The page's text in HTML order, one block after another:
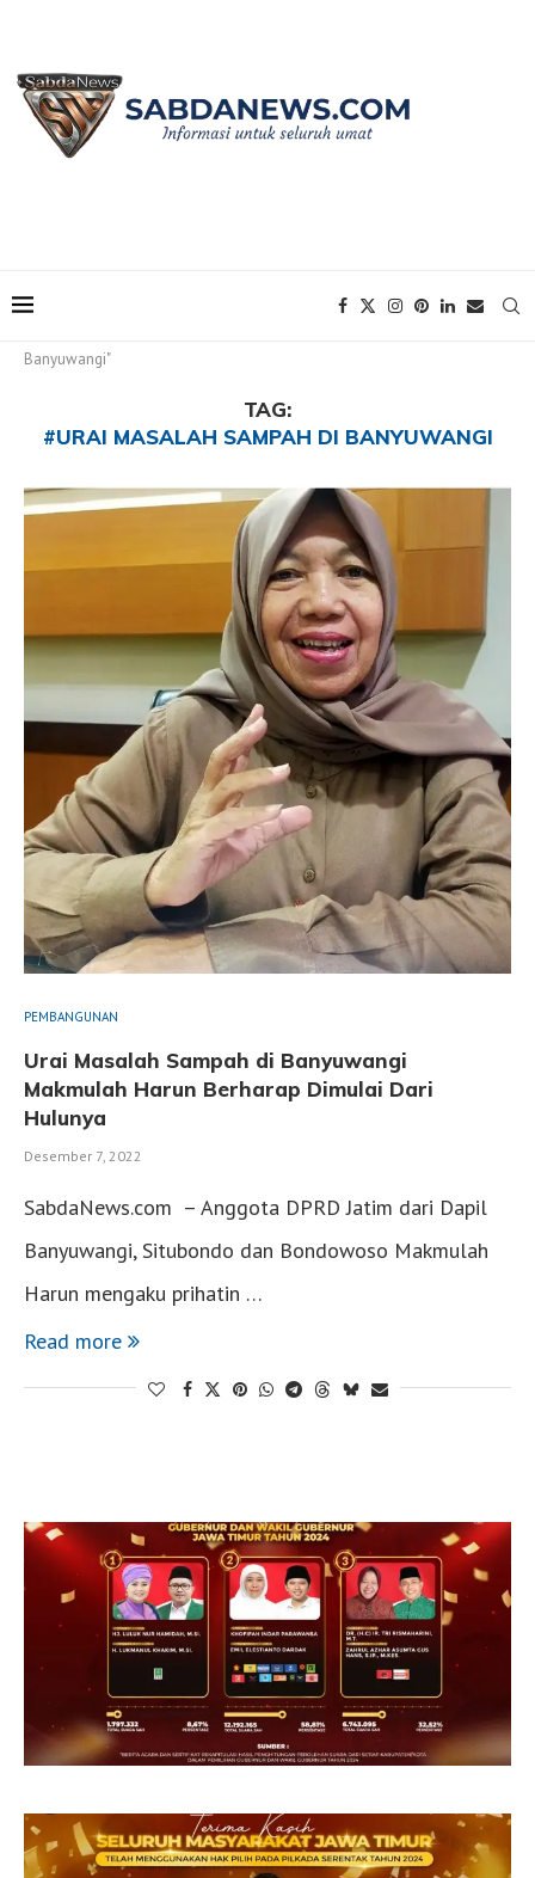
Banyuwangi"
TAG:
#URAI MASALAH SAMPAH DI BANYUWANGI
PEMBANGUNAN
Urai Masalah Sampah di Banyuwangi
Makmulah Harun Berharap Dimulai Dari
Hulunya
Desember 7, 2022
SabdaNews.com – Anggota DPRD Jatim dari Dapil
Banyuwangi, Situbondo dan Bondowoso Makmulah
Harun mengaku prihatin …
Read more